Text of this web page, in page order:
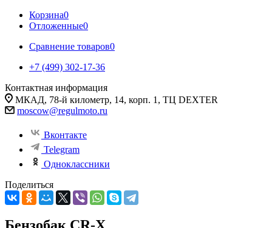
Корзина0
Отложенные0
Сравнение товаров0
+7 (499) 302-17-36
Контактная информация
МКАД, 78-й километр, 14, корп. 1, ТЦ DEXTER
moscow@regulmoto.ru
Вконтакте
Telegram
Одноклассники
Поделиться